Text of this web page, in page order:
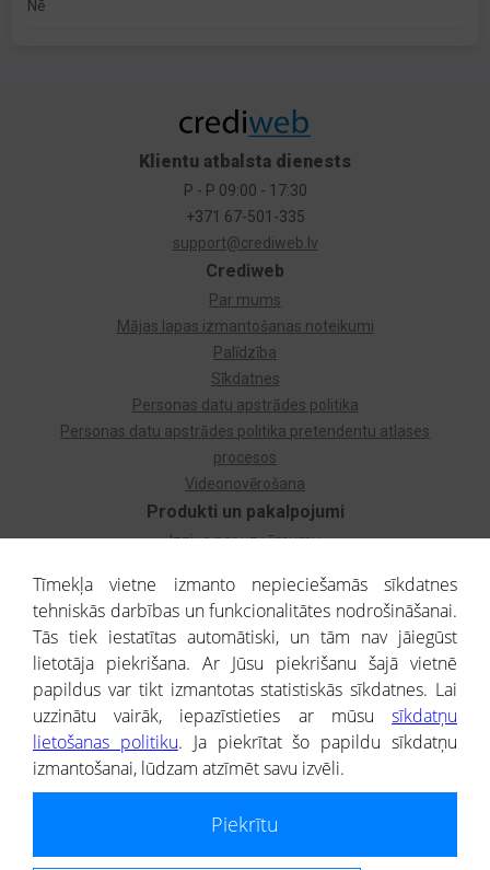
Nē
Produkti un pakalpojumi
Izziņa par uzņēmumu
Dzimtas koks
Uzņēmumu atlase
Monitorings
Kredītizziņa par ārvalstu uzņēmumiem
Crediweb
Par mums
Mājas lapas izmantošanas noteikumi
Palīdzība
Sīkdatnes
Personas datu apstrādes politika
Personas datu apstrādes politika pretendentu atlases
procesos
Videonovērošana
Klientu atbalsta dienests
P - P 09:00 - 17:30
+371 67-501-335
support@crediweb.lv
® CREDITREFORM Latvija
SIA
Portāla ietvaros saņemtajai informācijai ir uzziņas raksturs, un tai nav
Tīmekļa vietne izmanto nepieciešamās sīkdatnes
tehniskās darbības un funkcionalitātes nodrošināšanai.
Tās tiek iestatītas automātiski, un tām nav jāiegūst
lietotāja piekrišana. Ar Jūsu piekrišanu šajā vietnē
papildus var tikt izmantotas statistiskās sīkdatnes. Lai
uzzinātu vairāk, iepazīstieties ar mūsu sīkdatņu
lietošanas politiku. Ja piekrītat šo papildu sīkdatņu
izmantošanai, lūdzam atzīmēt savu izvēli.
Piekrītu